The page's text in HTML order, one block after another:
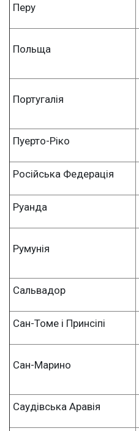
Перу
Польща
Португалія
Пуерто-Ріко
Російська Федерація
Руанда
Румунія
Сальвадор
Сан-Томе і Принсіпі
Сан-Марино
Саудівська Аравія